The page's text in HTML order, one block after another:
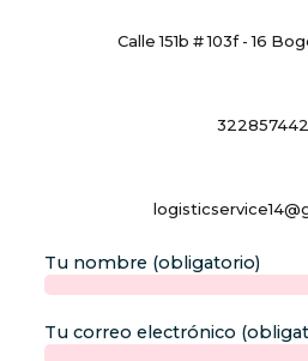
Calle 151b # 103f - 16
Tu nombre (obligatorio)
Tu correo electrónico